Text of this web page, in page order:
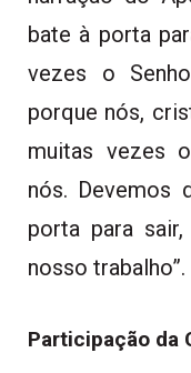
bate à porta
vezes o
porque nós,
muitas vezes
nós. Devemos
porta para sair,
nosso trabalho”.
Participação da